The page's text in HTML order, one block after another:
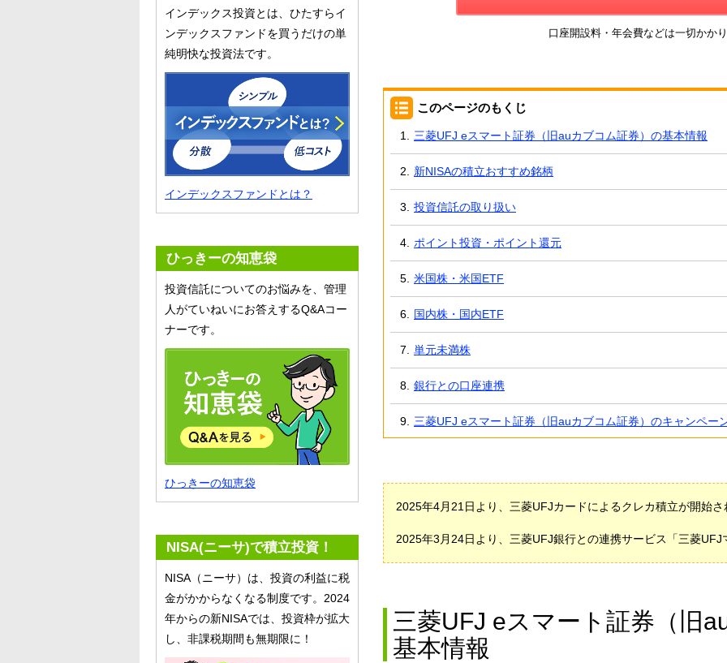
口座開設料・年会費などは一切かかり
このページのもくじ
三菱UFJ eスマート証券（旧auカブコム証券）の基本情報
新NISAの積立おすすめ銘柄
投資信託の取り扱い
ポイント投資・ポイント還元
米国株・米国ETF
国内株・国内ETF
単元未満株
銀行との口座連携
三菱UFJ eスマート証券（旧auカブコム証券）のキャンペー
2025年4月21日より、三菱UFJカードによるクレカ積立が開始さ
2025年3月24日より、三菱UFJ銀行との連携サービス「三菱UFJ
三菱UFJ eスマート証券（旧
基本情報
インデックス投資とは、ひたすらイ
ンデックスファンドを買うだけの単
純明快な投資法です。
インデックスファンドとは？
ひっきーの知恵袋
投資信託についてのお悩みを、管理
人がていねいにお答えするQ&Aコー
ナーです。
ひっきーの知恵袋
NISA(ニーサ)で積立投資！
NISA（ニーサ）は、投資の利益に税
金がかからなくなる制度です。2024
年からの新NISAでは、投資枠が拡大
し、非課税期間も無期限に！